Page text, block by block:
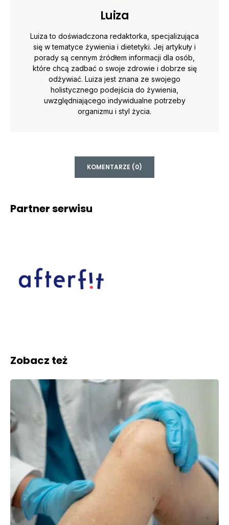
Luiza
Luiza to doświadczona redaktorka, specjalizująca
się w tematyce żywienia i dietetyki. Jej artykuły i
porady są cennym źródłem informacji dla osób,
które chcą zadbać o swoje zdrowie i dobrze się
odżywiać. Luiza jest znana ze swojego
holistycznego podejścia do żywienia,
uwzględniającego indywidualne potrzeby
organizmu i styl życia.
KOMENTARZE (0)
Partner serwisu
Zobacz też